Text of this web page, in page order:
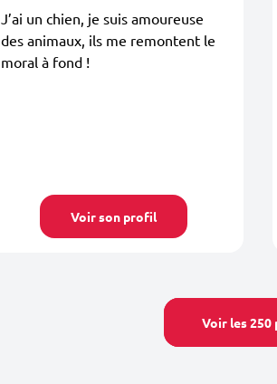
J’ai un chien, je suis amoureuse
des animaux, ils me remontent le
moral à fond !
Voir son profil
Voir les